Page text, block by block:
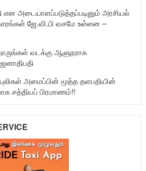
என அடையாளப்படுத்தப்படினும் அரசியல்
ஜே.வி.பி வசமே உள்ளன –
வடக்கு ஆளுநராக
அமைப்பின் மூத்த தளபதியின்
சத்தியப் பிரமாணம்!!